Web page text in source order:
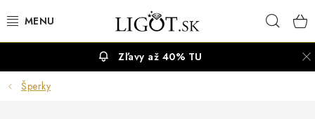
na
NÁUŠNICE
Zľavy až 40% TU
Šperky